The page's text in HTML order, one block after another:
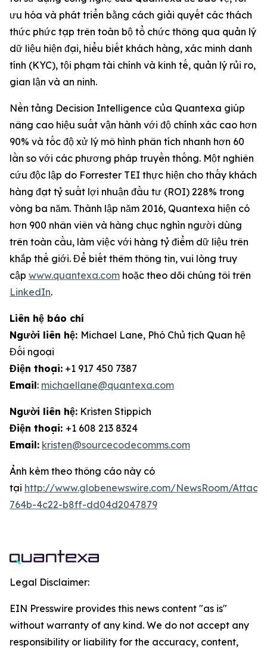
ưu hóa và phát triển bằng cách giải quyết các thách
thức phức tạp trên toàn bộ tổ chức thông qua quản lý
dữ liệu hiện đại, hiểu biết khách hàng, xác minh danh
tính (KYC), tội phạm tài chính và kinh tế, quản lý rủi ro,
gian lận và an ninh.
Nền tảng Decision Intelligence của Quantexa giúp
nâng cao hiệu suất vận hành với độ chính xác cao hơn
90% và tốc độ xử lý mô hình phân tích nhanh hơn 60
lần so với các phương pháp truyền thống. Một nghiên
cứu độc lập do Forrester TEI thực hiện cho thấy khách
hàng đạt tỷ suất lợi nhuận đầu tư (ROI) 228% trong
vòng ba năm. Thành lập năm 2016, Quantexa hiện có
hơn 900 nhân viên và hàng chục nghìn người dùng
trên toàn cầu, làm việc với hàng tỷ điểm dữ liệu trên
khắp thế giới. Để biết thêm thông tin, vui lòng truy
cập www.quantexa.com hoặc theo dõi chúng tôi trên
LinkedIn.
Liên hệ báo chí
Người liên hệ: Michael Lane, Phó Chủ tịch Quan hệ
Đối ngoại
Điện thoại: +1 917 450 7387
Email: michaellane@quantexa.com
Người liên hệ: Kristen Stippich
Điện thoại: +1 608 213 8324
Email: kristen@sourcecodecomms.com
Ảnh kèm theo thông cáo này có
tại http://www.globenewswire.com/NewsRoom/
764b-4c22-b8ff-dd04d2047879
Legal Disclaimer:
EIN Presswire provides this news content "as is"
without warranty of any kind. We do not accept any
responsibility or liability for the accuracy, content,